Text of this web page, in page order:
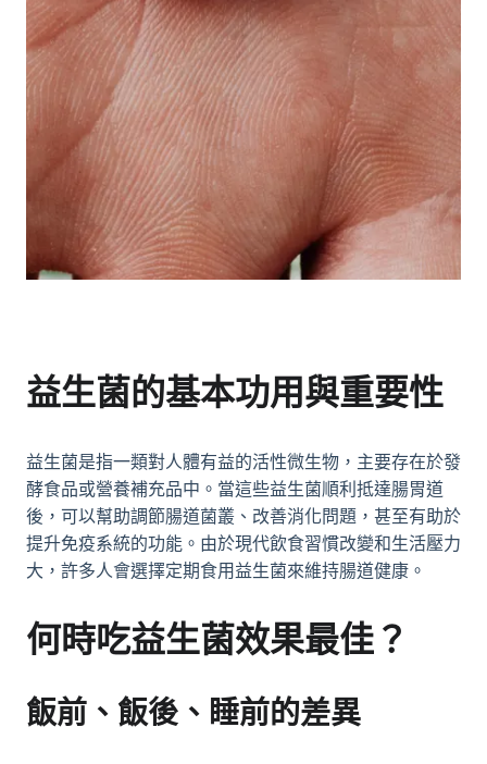
益生菌的基本功用與重要性
益生菌是指一類對人體有益的活性微生物，主要存在於發
酵食品或營養補充品中。當這些益生菌順利抵達腸胃道
後，可以幫助調節腸道菌叢、改善消化問題，甚至有助於
提升免疫系統的功能。由於現代飲食習慣改變和生活壓力
大，許多人會選擇定期食用益生菌來維持腸道健康。
何時吃益生菌效果最佳？
飯前、飯後、睡前的差異